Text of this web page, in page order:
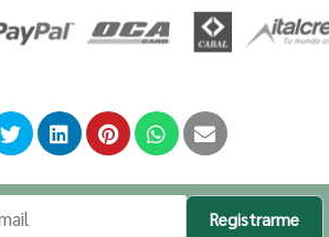
Registrarme